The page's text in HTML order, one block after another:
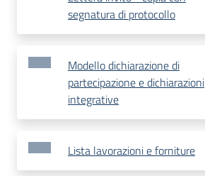
segnatura di protocollo
Modello dichiarazione di
partecipazione e dichiarazioni
integrative
Lista lavorazioni e forniture